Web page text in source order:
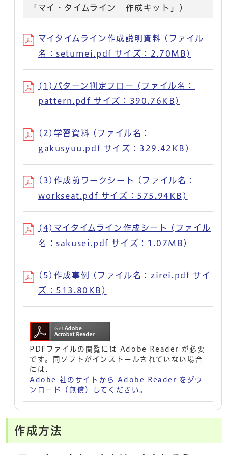
「マイ・タイムライン 作成キット」）
マイタイムライン作成説明資料 (ファイル
名：setumei.pdf サイズ：2.70MB)
(1)パターン判定フロー (ファイル名：
pattern.pdf サイズ：390.76KB)
(2)学習資料 (ファイル名：
gakusyuu.pdf サイズ：329.42KB)
(3)作成前ワークシート (ファイル名：
workseat.pdf サイズ：575.94KB)
(4)マイタイムライン作成シート (ファイル
名：sakusei.pdf サイズ：1.07MB)
(5)作成事例 (ファイル名：zirei.pdf サイ
ズ：513.80KB)
PDFファイルの閲覧には Adobe Reader が必要
です。同ソフトがインストールされていない場合
には、
Adobe 社のサイトから Adobe Reader をダウ
ンロード（無償）してください。
作成方法